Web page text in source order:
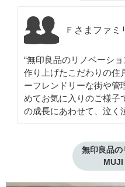
Ｆさまファミ
“無印良品のリノベーシ
作り上げたこだわりの住
ーフレンドリーな街や管
めてお気に入りのご様子
の成長にあわせて、泣く
無印良品の